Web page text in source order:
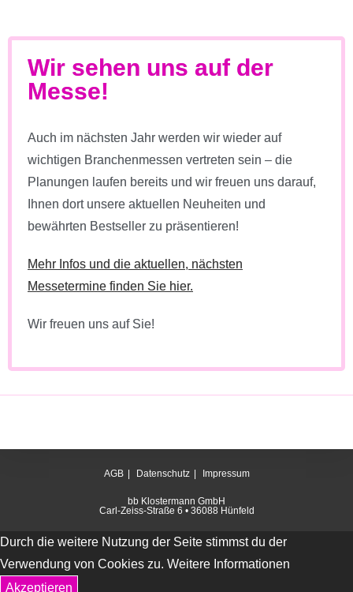
Wir sehen uns auf der
Messe!​
Auch im nächsten Jahr werden wir wieder auf
wichtigen Branchenmessen vertreten sein – die
Planungen laufen bereits und wir freuen uns darauf,
Ihnen dort unsere aktuellen Neuheiten und
bewährten Bestseller zu präsentieren!
Mehr Infos und die aktuellen, nächsten
Messetermine finden Sie hier.
Wir freuen uns auf Sie!
AGB Datenschutz Impressum
bb Klostermann GmbH
Carl-Zeiss-Straße 6 • 36088 Hünfeld
Durch die weitere Nutzung der Seite stimmst du der
Verwendung von Cookies zu. Weitere Informationen
Akzeptieren